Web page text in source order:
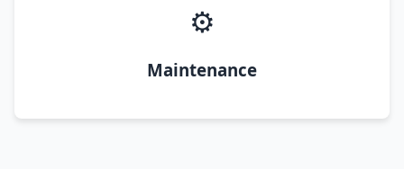
⚙️
Maintenance